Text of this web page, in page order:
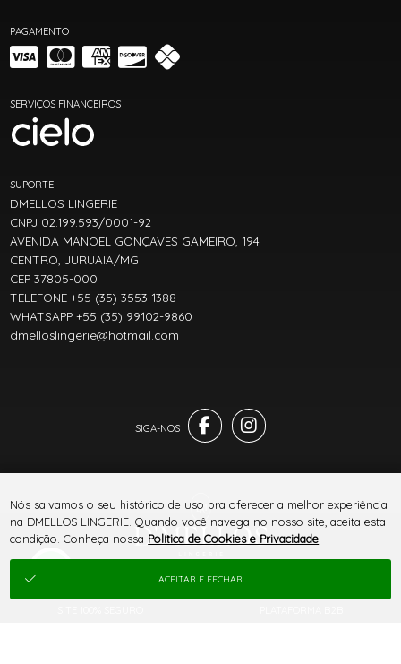
PAGAMENTO
SERVIÇOS FINANCEIROS
SUPORTE
DMELLOS LINGERIE
CNPJ 02.199.593/0001-92
AVENIDA MANOEL GONÇAVES GAMEIRO, 194
CENTRO, JURUAIA/MG
CEP 37805-000
TELEFONE +55 (35) 3553-1388
WHATSAPP +55 (35) 99102-9860
dmelloslingerie@hotmail.com
Nós salvamos o seu histórico de uso pra oferecer a melhor experiência
na DMELLOS LINGERIE. Quando você navega no nosso site, aceita esta
condição. Conheça nossa Política de Cookies e Privacidade
ACEITAR E FECHAR